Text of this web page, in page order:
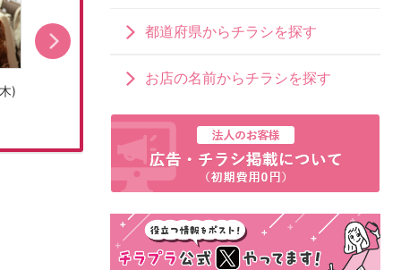
) 売出し期間:8/5(水)〜8/9(日)
都道府県からチラシを探す
お店の名前からチラシを探す